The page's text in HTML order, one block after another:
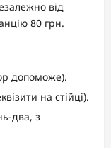
від
80 грн.
допоможе).
на стійці).
два, з